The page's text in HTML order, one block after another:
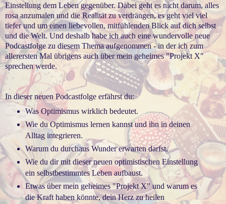
Einstellung dem Leben gegenüber. Dabei geht es nicht darum, alles
rosa anzumalen und die Realität zu verdrängen, es geht viel viel
tiefer und um einen liebevollen, mitfühlenden Blick auf dich selbst
und die Welt. Und deshalb habe ich auch eine wundervolle neue
Podcastfolge zu diesem Thema aufgenommen - in der ich zum
allerersten Mal übrigens auch über mein geheimes "Projekt X"
sprechen werde.
In dieser neuen Podcastfolge erfährst du:
Was Optimismus wirklich bedeutet.
Wie du Optimismus lernen kannst und ihn in deinen
Alltag integrieren.
Warum du durchaus Wunder erwarten darfst.
Wie du dir mit dieser neuen optimistischen Einstellung
ein selbstbestimmtes Leben aufbaust.
Etwas über mein geheimes "Projekt X" und warum es
die Kraft haben könnte, dein Herz zu heilen